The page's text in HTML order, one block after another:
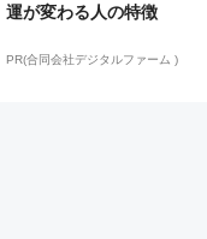
運が変わる人の特徴
PR(合同会社デジタルファーム )